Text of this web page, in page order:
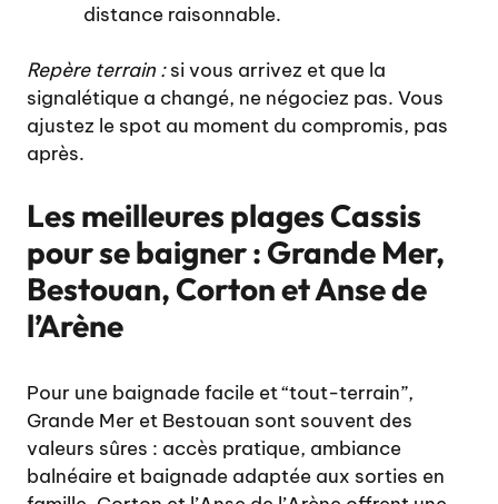
distance raisonnable.
Repère terrain :si vous arrivez et que la
signalétique a changé, ne négociez pas. Vous
ajustez le spot au moment du compromis, pas
après.
Les meilleures plages Cassis
pour se baigner : Grande Mer,
Bestouan, Corton et Anse de
l’Arène
Pour une baignade facile et “tout-terrain”,
Grande Mer et Bestouan sont souvent des
valeurs sûres : accès pratique, ambiance
balnéaire et baignade adaptée aux sorties en